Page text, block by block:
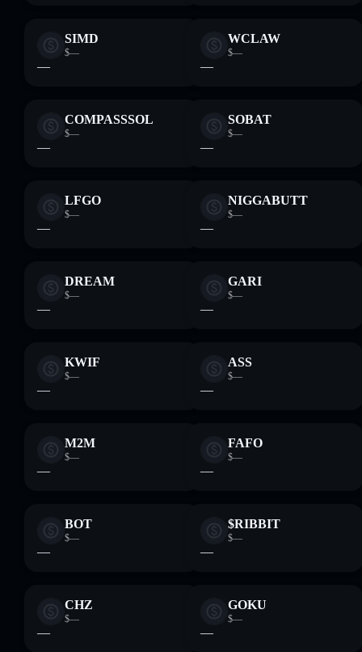
SIMD
$—
—
WCLAW
$—
—
COMPASSSOL
$—
—
SOBAT
$—
—
LFGO
$—
—
NIGGABUTT
$—
—
DREAM
$—
—
GARI
$—
—
KWIF
$—
—
ASS
$—
—
M2M
$—
—
FAFO
$—
—
BOT
$—
—
$RIBBIT
$—
—
CHZ
$—
—
GOKU
$—
—